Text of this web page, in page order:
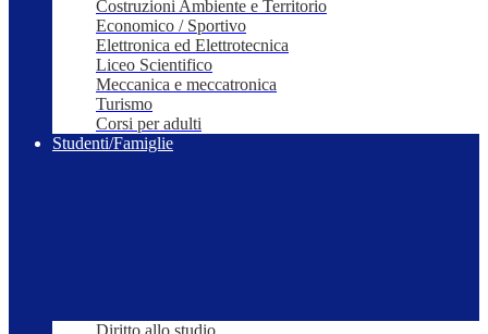
Costruzioni Ambiente e Territorio
Economico / Sportivo
Elettronica ed Elettrotecnica
Liceo Scientifico
Meccanica e meccatronica
Turismo
Corsi per adulti
Studenti/Famiglie